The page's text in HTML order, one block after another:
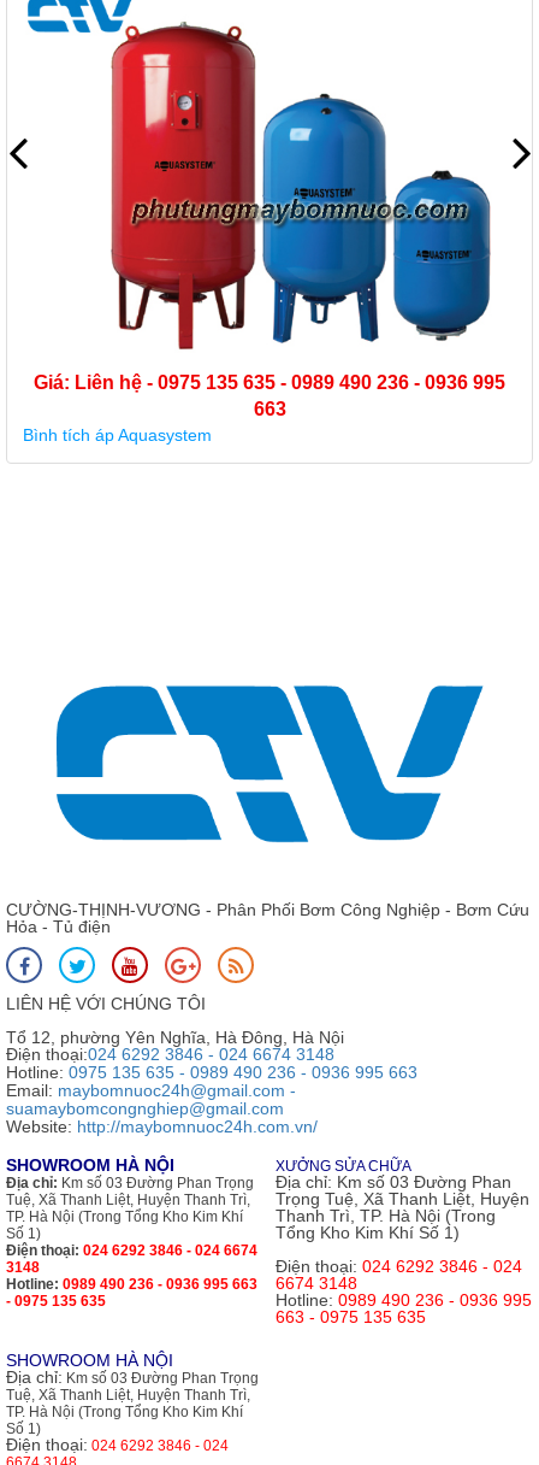
490 236 - 0936 995
CƯỜNG-THỊNH-VƯƠNG - Phân Phối Bơm Công Nghiệp - Bơm Cứu
Hỏa - Tủ điện
LIÊN HỆ VỚI CHÚNG TÔI
Tổ 12, phường Yên Nghĩa, Hà Đông, Hà Nội
Điện thoại:024 6292 3846 - 024 6674 3148
Hotline: 0975 135 635 - 0989 490 236 - 0936 995 663
Email: maybomnuoc24h@gmail.com -
suamaybomcongnghiep@gmail.com
Website: http://maybomnuoc24h.com.vn/
SHOWROOM HÀ NỘI
Địa chỉ: Km số 03 Đường Phan Trọng
Tuệ, Xã Thanh Liệt, Huyện Thanh Trì,
TP. Hà Nội (Trong Tổng Kho Kim Khí
Số 1)
Điện thoại: 024 6292 3846 - 024 6674
3148
Hotline: 0989 490 236 - 0936 995 663
- 0975 135 635
XƯỞNG SỬA CHỮA
Địa chỉ: Km số 03 Đường Phan
Trọng Tuệ, Xã Thanh Liệt, Huyện
Thanh Trì, TP. Hà Nội (Trong
Tổng Kho Kim Khí Số 1)
Điện thoại: 024 6292 3846 - 024
6674 3148
Hotline: 0989 490 236 - 0936 995
663 - 0975 135 635
SHOWROOM HÀ NỘI
Địa chỉ: Km số 03 Đường Phan Trọng
Tuệ, Xã Thanh Liệt, Huyện Thanh Trì,
TP. Hà Nội (Trong Tổng Kho Kim Khí
Số 1)
Điện thoại: 024 6292 3846 - 024